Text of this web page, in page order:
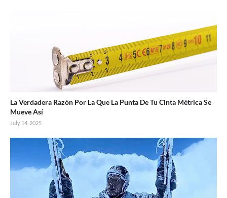
La Verdadera Razón Por La Que La Punta De Tu Cinta Métrica Se
Mueve Así
July 14, 2025